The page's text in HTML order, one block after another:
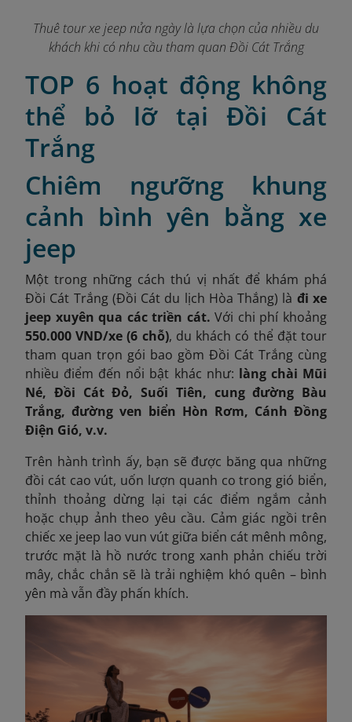
Thuê tour xe jeep nửa ngày là lựa chọn của nhiều du
khách khi có nhu cầu tham quan Đồi Cát Trắng
TOP 6 hoạt động không
thể bỏ lỡ tại Đồi Cát
Trắng
Chiêm ngưỡng khung
cảnh bình yên bằng xe
jeep
Một trong những cách thú vị nhất để khám phá
Đồi Cát Trắng (Đồi Cát du lịch Hòa Thắng) là đi xe
jeep xuyên qua các triền cát. Với chi phí khoảng
550.000 VND/xe (6 chỗ), du khách có thể đặt tour
tham quan trọn gói bao gồm Đồi Cát Trắng cùng
nhiều điểm đến nổi bật khác như: làng chài Mũi
Né, Đồi Cát Đỏ, Suối Tiên, cung đường Bàu
Trắng, đường ven biển Hòn Rơm, Cánh Đồng
Điện Gió, v.v.
Trên hành trình ấy, bạn sẽ được băng qua những
đồi cát cao vút, uốn lượn quanh co trong gió biển,
thỉnh thoảng dừng lại tại các điểm ngắm cảnh
hoặc chụp ảnh theo yêu cầu. Cảm giác ngồi trên
chiếc xe jeep lao vun vút giữa biển cát mênh mông,
trước mặt là hồ nước trong xanh phản chiếu trời
mây, chắc chắn sẽ là trải nghiệm khó quên – bình
yên mà vẫn đầy phấn khích.